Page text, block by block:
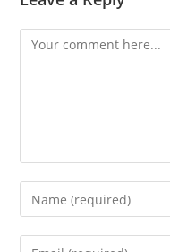
Comment
Enter
your
name
Enter